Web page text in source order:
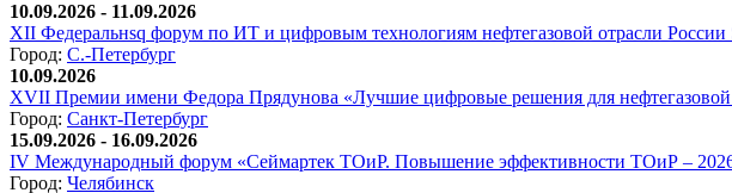
10.09.2026 - 11.09.2026
XII Федеральнsq форум по ИТ и цифровым технологиям нефтегазовой отрасли России
Город: С.-Петербург
10.09.2026
XVII Премии имени Федора Прядунова «Лучшие цифровые решения для нефтегазовой
Город: Санкт-Петербург
15.09.2026 - 16.09.2026
IV Международный форум «Сеймартек ТОиР. Повышение эффективности ТОиР –
Город: Челябинск